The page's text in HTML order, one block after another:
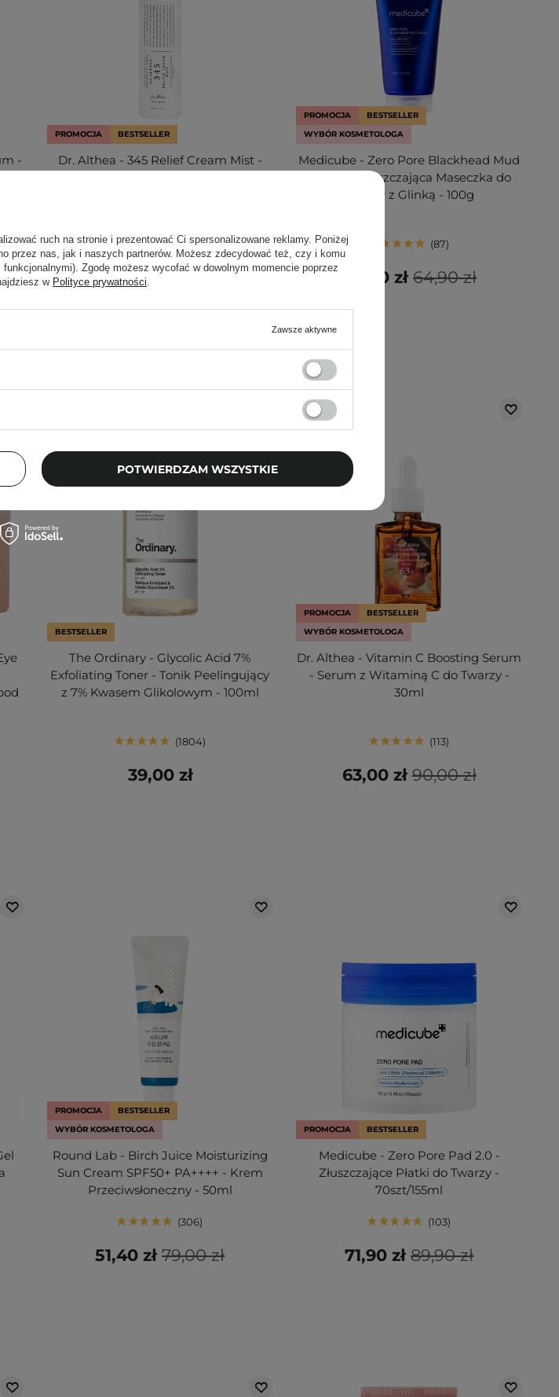
-
PROMOCJA BESTSELLER
Dr. Althea - 345 Relief Cream Mist -
43
99,00 zł
64,40 zł
PROMOCJA
BESTSELLER
WYBÓR KOSMETOLOGA
Medicube - Zero Pore Blackhead Mud
Mask - Oczyszczająca Maseczka do
Twarzy z Glinką - 100g
87
64,90 zł
58,40 zł
BESTSELLER
The Ordinary - Glycolic Acid 7%
Exfoliating Toner - Tonik Peelingujący
z 7% Kwasem Glikolowym - 100ml
1804
39,00 zł
PROMOCJA
BESTSELLER
WYBÓR KOSMETOLOGA
Dr. Althea - Vitamin C Boosting Serum
- Serum z Witaminą C do Twarzy -
30ml
113
90,00 zł
63,00 zł
PROMOCJA
BESTSELLER
WYBÓR KOSMETOLOGA
Round Lab - Birch Juice Moisturizing
Sun Cream SPF50+ PA++++ - Krem
Przeciwsłoneczny - 50ml
306
79,00 zł
51,40 zł
PROMOCJA BESTSELLER
Medicube - Zero Pore Pad 2.0 -
Złuszczające Płatki do Twarzy -
70szt/155ml
103
89,90 zł
71,90 zł
ruch na stronie i prezentować Ci spersonalizowane reklamy. Poniżej
przez nas, jak i naszych partnerów. Możesz zdecydować też, czy i komu
Zgodę możesz wycofać w dowolnym momencie poprzez
w Polityce prywatności.
Zawsze aktywne
POTWIERDZAM WSZYSTKIE